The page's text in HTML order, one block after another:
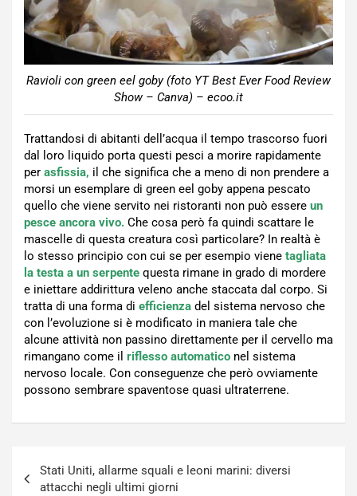
Ravioli con green eel goby (foto YT Best Ever Food Review
Show – Canva) – ecoo.it
Trattandosi di abitanti dell’acqua il tempo trascorso fuori
dal loro liquido porta questi pesci a morire rapidamente
per asfissia, il che significa che a meno di non prendere a
morsi un esemplare di green eel goby appena pescato
quello che viene servito nei ristoranti non può essere un
pesce ancora vivo. Che cosa però fa quindi scattare le
mascelle di questa creatura così particolare? In realtà è
lo stesso principio con cui se per esempio viene tagliata
la testa a un serpente questa rimane in grado di mordere
e iniettare addirittura veleno anche staccata dal corpo. Si
tratta di una forma di efficienza del sistema nervoso che
con l’evoluzione si è modificato in maniera tale che
alcune attività non passino direttamente per il cervello ma
rimangano come il riflesso automatico nel sistema
nervoso locale. Con conseguenze che però ovviamente
possono sembrare spaventose quasi ultraterrene.
articoli
Stati Uniti, allarme squali e leoni marini: diversi
attacchi negli ultimi giorni